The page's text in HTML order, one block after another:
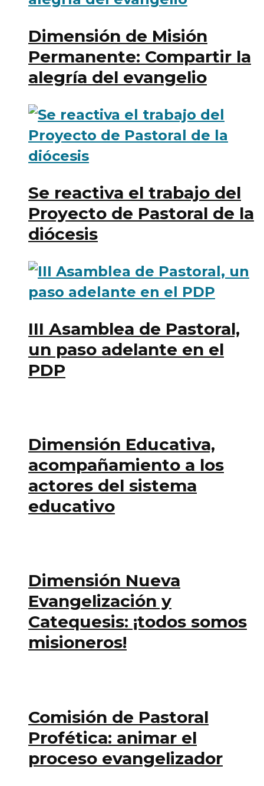
Dimensión de Misión
Permanente: Compartir la
alegría del evangelio
Se reactiva el trabajo del
Proyecto de Pastoral de la
diócesis
III Asamblea de Pastoral,
un paso adelante en el
PDP
Dimensión Educativa,
acompañamiento a los
actores del sistema
educativo
Dimensión Nueva
Evangelización y
Catequesis: ¡todos somos
misioneros!
Comisión de Pastoral
Profética: animar el
proceso evangelizador